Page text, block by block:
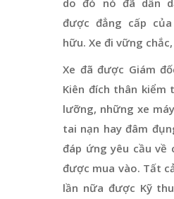
được đẳng cấp
hữu. Xe đi vững
Xe đã được Giám
Kiên đích thân kiểm
lưỡng, những xe
tai nạn hay đâm
đáp ứng yêu cầu về
được mua vào. Tất
lần nữa được Kỹ